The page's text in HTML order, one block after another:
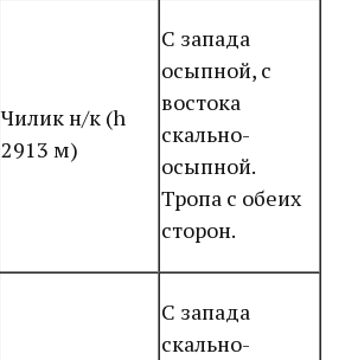
Чилик н/к (h
2913 м)
С запада
осыпной, с
востока
скально-
осыпной.
Тропа с обеих
сторон.
С запада
скально-